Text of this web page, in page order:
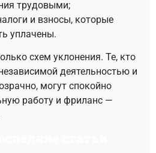
трудовыми;
и взносы, которые
уплачены.
схем уклонения. Те, кто
деятельностью и
могут спокойно
работу и фриланс —